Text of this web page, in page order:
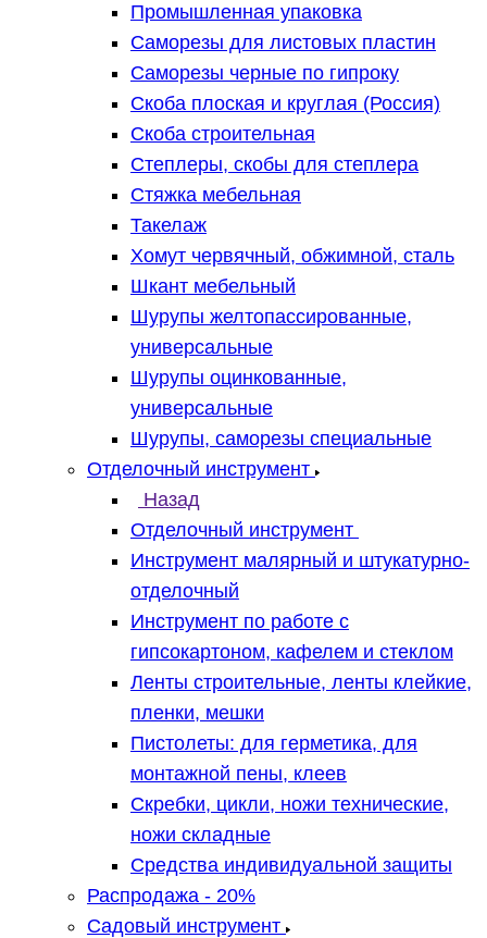
Промышленная упаковка
Саморезы для листовых пластин
Саморезы черные по гипроку
Скоба плоская и круглая (Россия)
Скоба строительная
Степлеры, скобы для степлера
Стяжка мебельная
Такелаж
Хомут червячный, обжимной, сталь
Шкант мебельный
Шурупы желтопассированные,
универсальные
Шурупы оцинкованные,
универсальные
Шурупы, саморезы специальные
Отделочный инструмент
Назад
Отделочный инструмент
Инструмент малярный и штукатурно-
отделочный
Инструмент по работе с
гипсокартоном, кафелем и стеклом
Ленты строительные, ленты клейкие,
пленки, мешки
Пистолеты: для герметика, для
монтажной пены, клеев
Скребки, цикли, ножи технические,
ножи складные
Средства индивидуальной защиты
Распродажа - 20%
Садовый инструмент